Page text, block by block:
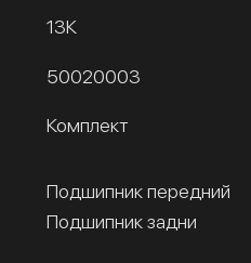
13К
50020003
Комплект
Подшипник передний
Подшипник задни